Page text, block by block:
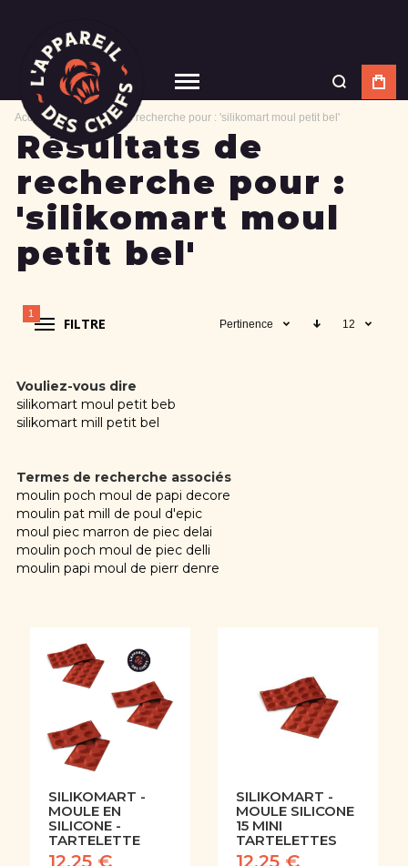
Accueil Résultats de recherche pour : 'silikomart moul petit bel'
Résultats de
recherche pour :
'silikomart moul
petit bel'
FILTRE
1
Pertinence 12
Vouliez-vous dire
silikomart moul petit beb
silikomart mill petit bel
Termes de recherche associés
moulin poch moul de papi decore
moulin pat mill de poul d'epic
moul piec marron de piec delai
moulin poch moul de piec delli
moulin papi moul de pierr denre
SILIKOMART -
MOULE EN
SILICONE -
TARTELETTE
12,25 €
SILIKOMART -
MOULE SILICONE
15 MINI
TARTELETTES
12,25 €